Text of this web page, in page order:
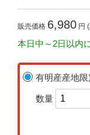
販売価格 6,980 円
本日中～2日以内
有明産産地限
数量